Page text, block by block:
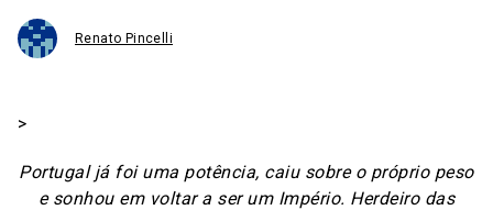
Renato Pincelli
>
Portugal já foi uma potência, caiu sobre o próprio peso
e sonhou em voltar a ser um Império. Herdeiro das